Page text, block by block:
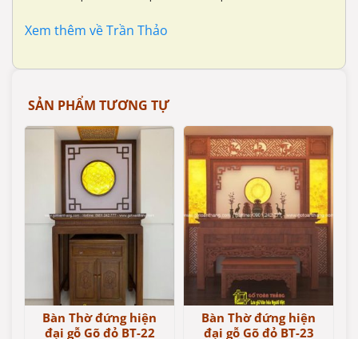
Xem thêm về Trần Thảo
SẢN PHẨM TƯƠNG TỰ
Bàn Thờ đứng hiện
đại gỗ Gõ đỏ BT-22
Bàn Thờ đứng hiện
đại gỗ Gõ đỏ BT-23